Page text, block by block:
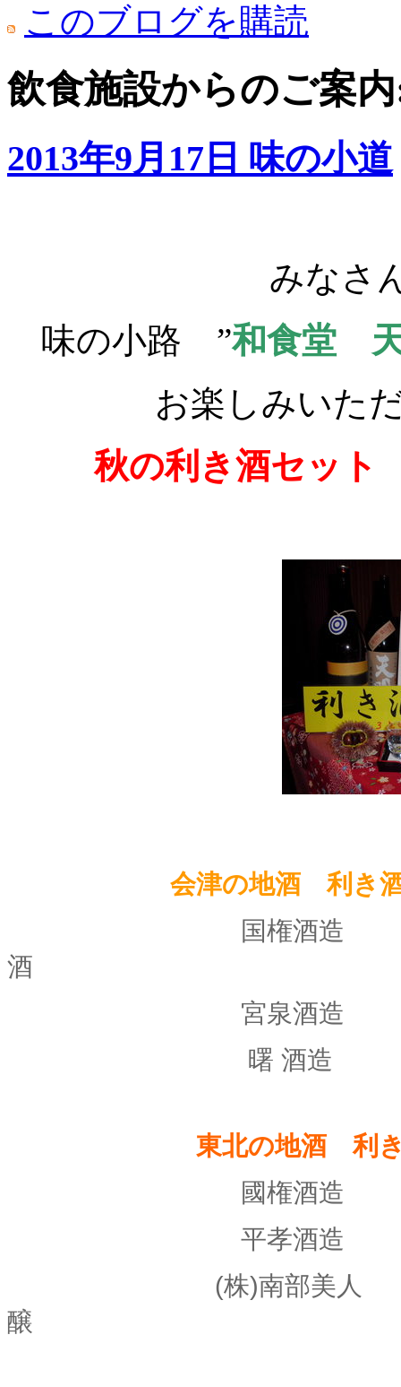
このブログを購読
飲食施設からのご案
2013年9月17日 味の小道
みなさ
味の小路 ”和食堂
お楽しみいた
秋の利き酒セット
会津の地酒 利き酒３
国権酒造 「 宵
酒
宮泉酒造 「
曙 酒造 「 天
東北の地酒 利
國権酒造 「 俺の
平孝酒造 「 日
(株)南部美人 「
醸